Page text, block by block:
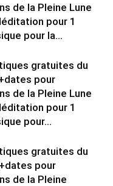
de la Pleine Lune
pour 1
pour la...
gratuites du
pour
de la Pleine Lune
pour 1
pour...
gratuites du
pour
de la Pleine